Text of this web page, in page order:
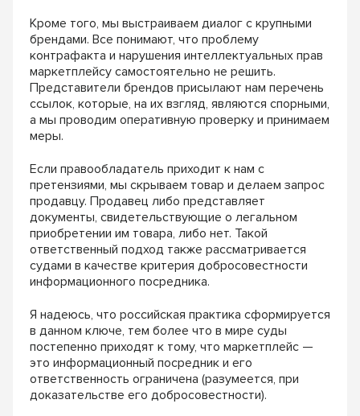
Кроме того, мы выстраиваем диалог с крупными
брендами. Все понимают, что проблему
контрафакта и нарушения интеллектуальных прав
маркетплейсу самостоятельно не решить.
Представители брендов присылают нам перечень
ссылок, которые, на их взгляд, являются спорными,
а мы проводим оперативную проверку и принимаем
меры.
Если правообладатель приходит к нам с
претензиями, мы скрываем товар и делаем запрос
продавцу. Продавец либо представляет
документы, свидетельствующие о легальном
приобретении им товара, либо нет. Такой
ответственный подход также рассматривается
судами в качестве критерия добросовестности
информационного посредника.
Я надеюсь, что российская практика сформируется
в данном ключе, тем более что в мире суды
постепенно приходят к тому, что маркетплейс —
это информационный посредник и его
ответственность ограничена (разумеется, при
доказательстве его добросовестности).